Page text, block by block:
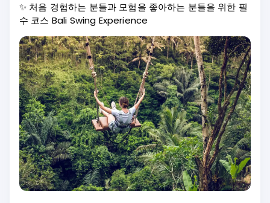
✨ 처음 경험하는 분들과 모험을 좋아하는 분들을 위한 필
수 코스 Bali Swing Experience